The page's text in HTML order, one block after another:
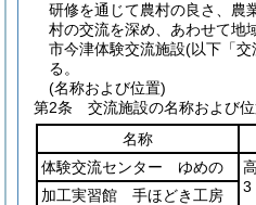
研修を通じて農村の良さ、農
村の交流を深め、あわせて地
市今津体験交流施設(以下「交
る。
(名称および位置)
第2条
交流施設の名称および
名称
体験交流センター ゆめの
3
加工実習館 手ほどき工房